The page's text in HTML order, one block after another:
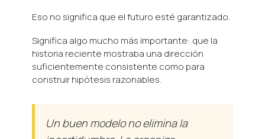
Eso no significa que el futuro esté garantizado.
Significa algo mucho más importante: que la
historia reciente mostraba una dirección
suficientemente consistente como para
construir hipótesis razonables.
Un buen modelo no elimina la